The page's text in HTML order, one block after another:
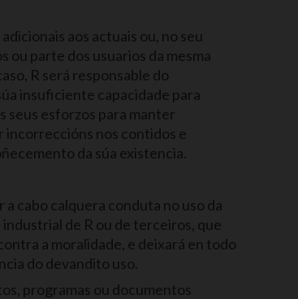
aos actuais ou, no seu
ou parte dos usuarios da mesma
R será responsable do
insuficiente capacidade para
seus esforzos para manter
incorreccións nos contidos e
da súa existencia.
cabo calquera conduta no uso da
de R ou de terceiros, que
a moralidade, e deixará en todo
do devandito uso.
programas ou documentos